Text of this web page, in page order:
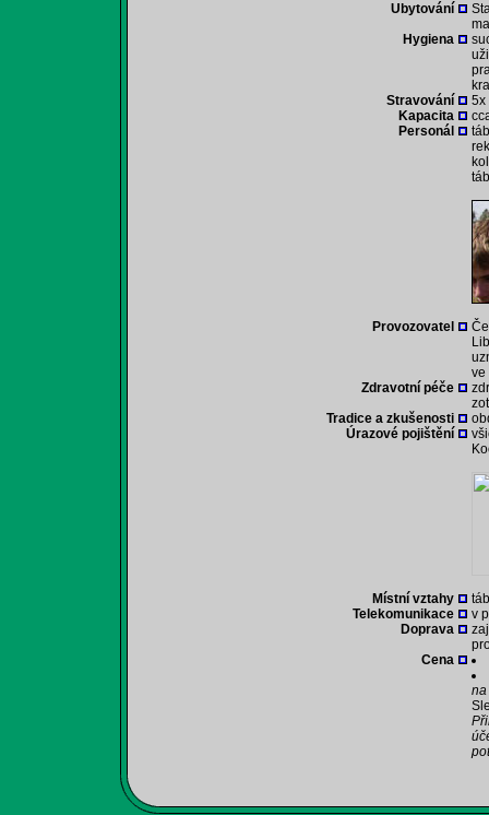
Ubytování
Hygiena
Stravování
5x
Kapacita
Personál
Provozovatel
ve
Zdravotní péče
Tradice a zkušenosti
Úrazové pojištění
Místní vztahy
Telekomunikace
v
Doprava
Cena
na